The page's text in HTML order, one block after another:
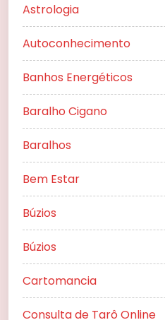
Astrologia
Autoconhecimento
Banhos Energéticos
Baralho Cigano
Baralhos
Bem Estar
Búzios
Búzios
Cartomancia
Consulta de Tarô Online